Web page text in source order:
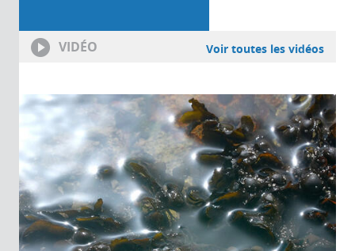
VIDÉO Voir toutes les vidéos